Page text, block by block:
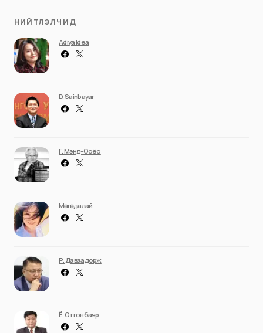
НИЙТЛЭЛЧИД
Adiya Idea
D. Sainbayar
Г. Мэнд-Ооёо
Мөнгөндалай
Р. Даваадорж
Ё. Отгонбаяр